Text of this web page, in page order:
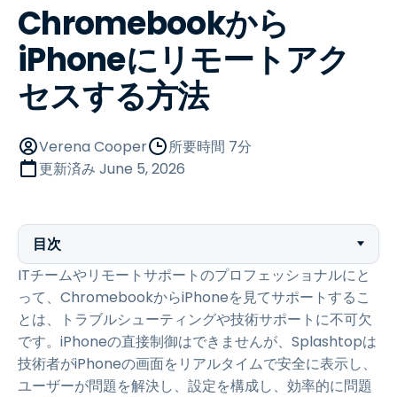
Chromebookから
iPhoneにリモートアク
セスする方法
Verena Cooper
所要時間 7分
更新済み June 5, 2026
目次
ITチームやリモートサポートのプロフェッショナルにと
って、ChromebookからiPhoneを見てサポートするこ
とは、トラブルシューティングや技術サポートに不可欠
です。iPhoneの直接制御はできませんが、Splashtopは
技術者がiPhoneの画面をリアルタイムで安全に表示し、
ユーザーが問題を解決し、設定を構成し、効率的に問題